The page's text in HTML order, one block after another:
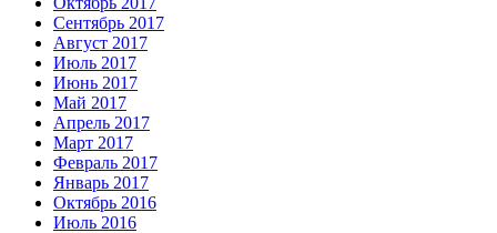
Сентябрь 2017
Август 2017
Июль 2017
Июнь 2017
Май 2017
Апрель 2017
Март 2017
Февраль 2017
Январь 2017
Октябрь 2016
Июль 2016